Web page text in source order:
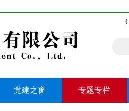
党建之窗 专题专栏